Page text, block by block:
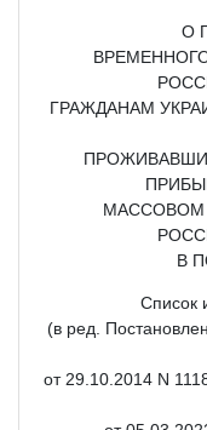
О
ГРАЖДАНАМ
МАССОВОМ
В
Список
(в ред.
от 29.10.2014 N